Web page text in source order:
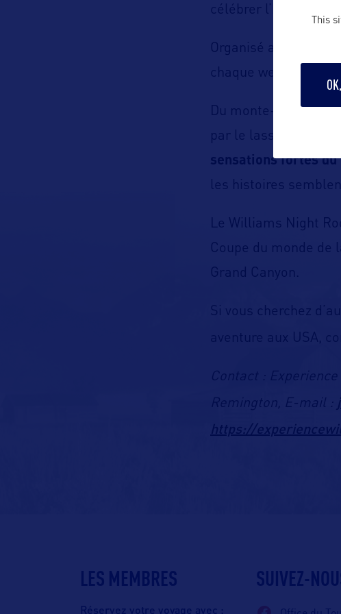
célébrer l’héritage
Organisé au
chaque week-end
Du monte-taureau à
par le lasso en
sensations fortes du
les histoires
Le Williams Night
Coupe du monde de
Grand Canyon.
Si vous cherchez
aventure aux USA,
Contact :
Remington, E-mail : j
https://
LES MEMBRES
Réservez votre voyage avec :
SUIVEZ-
This